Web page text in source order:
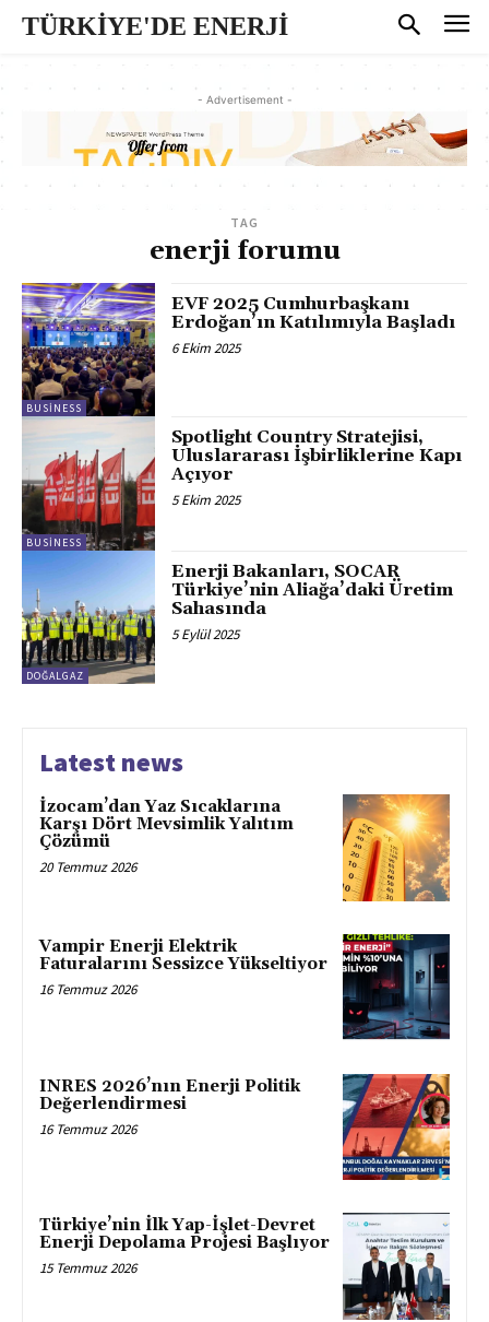
TÜRKİYE'DE ENERJİ
- Advertisement -
TAG
enerji forumu
BUSINESS
EVF 2025 Cumhurbaşkanı
Erdoğan’ın Katılımıyla Başladı
6 Ekim 2025
BUSINESS
Spotlight Country Stratejisi,
Uluslararası İşbirliklerine Kapı
Açıyor
5 Ekim 2025
DOĞALGAZ
Enerji Bakanları, SOCAR
Türkiye’nin Aliağa’daki Üretim
Sahasında
5 Eylül 2025
Latest news
İzocam’dan Yaz Sıcaklarına
Karşı Dört Mevsimlik Yalıtım
Çözümü
20 Temmuz 2026
Vampir Enerji Elektrik
Faturalarını Sessizce Yükseltiyor
16 Temmuz 2026
INRES 2026’nın Enerji Politik
Değerlendirmesi
16 Temmuz 2026
Türkiye’nin İlk Yap-İşlet-Devret
Enerji Depolama Projesi Başlıyor
15 Temmuz 2026